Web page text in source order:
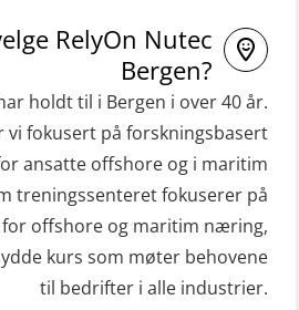
med HABD,
og Førstehjelp-
(FSC119)
med HABD,
(FSC121)
brukerkurs (OFA107)
oppdatering (MSE1001)
redningsfarkoster
Over-Bord
32 t m/mørkekjøring
oppdatering
RelyOn Nutec
Bergen?
holdt til i Bergen i over 40 år.
vi fokusert på forskningsbasert
ansatte offshore og i maritim
treningssenteret fokuserer på
offshore og maritim næring,
kurs som møter behovene
til bedrifter i alle industrier.